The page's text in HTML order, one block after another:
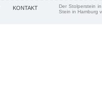
KONTAKT
Der Stolperstein
Stein in Hamburg